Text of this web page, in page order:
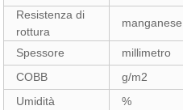
Resistenza di
rottura
manganese
Spessore millimetro
COBB
g/m2
Umidità
%